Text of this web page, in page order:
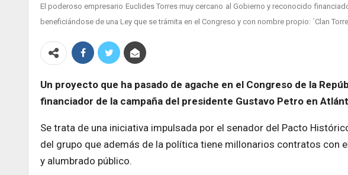
El poderoso empresario Euclides Torres muy cercano al Gobierno y reconocido
beneficiándose de una Ley que se trámita en el Congreso y con nombre propio: ´Clan
Un proyecto que ha pasado de agache en el Congreso de la
financiador de la campaña del presidente Gustavo Petro en
Se trata de una iniciativa impulsada por el senador del Pacto
del grupo que además de la política tiene millonarios contratos con
y alumbrado público.